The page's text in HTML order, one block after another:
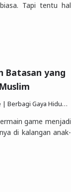
Tapi tentu hal
Batasan yang
Sesuai Quran Sunnah
game menjadi
di kalangan anak-